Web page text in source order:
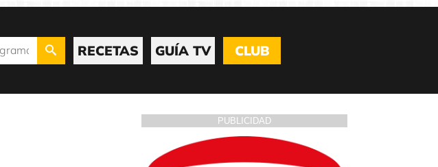
RECETAS GUÍA TV CLUB
PUBLICIDAD